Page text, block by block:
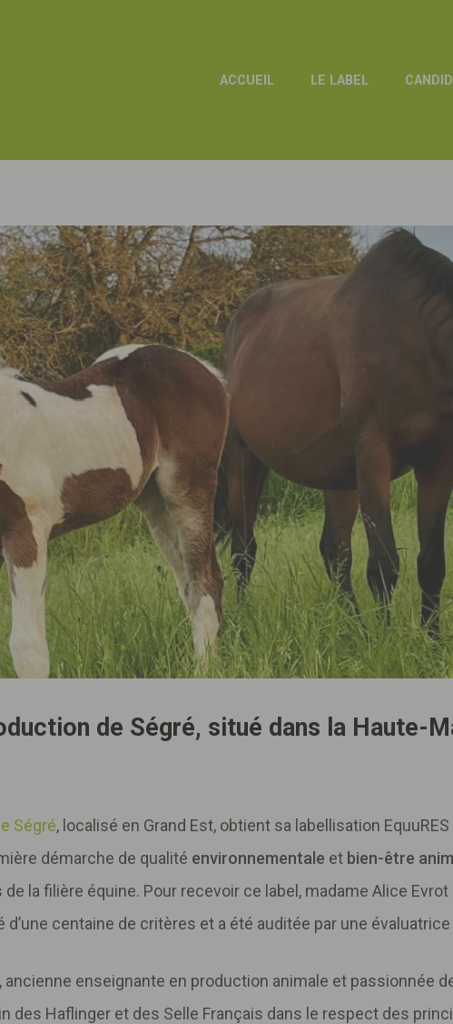
ACCUEIL LE LABEL
de Ségré, situé dans la Haute-
Ségré, localisé en Grand Est, obtient sa labellisation
démarche de qualité environnementale et bien-être
la filière équine. Pour recevoir ce label, madame Alice
centaine de critères et a été auditée par une évaluatrice
ancienne enseignante en production animale et passionnée
des Haflinger et des Selle Français dans le respect des